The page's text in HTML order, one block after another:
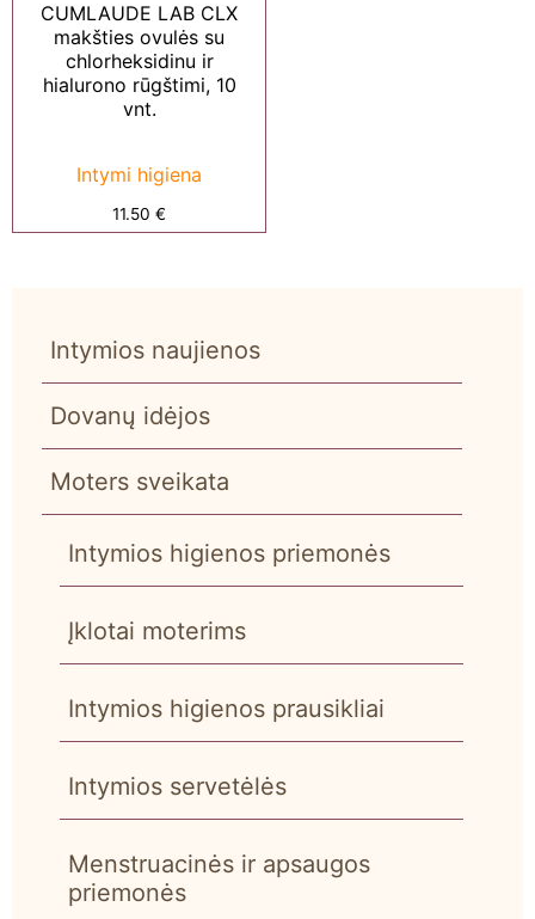
Intymios naujienos
Dovanų idėjos
Moters sveikata
Intymios higienos priemonės
Įklotai moterims
Intymios higienos prausikliai
Intymios servetėlės
Menstruacinės ir apsaugos
priemonės
CUMLAUDE LAB CLX
makšties ovulės su
chlorheksidinu ir
hialurono rūgštimi, 10
vnt.
Intymi higiena
11.50 €